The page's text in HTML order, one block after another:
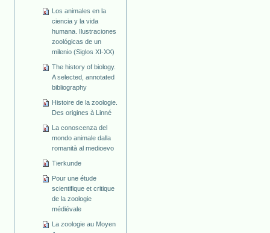
Los animales en la
ciencia y la vida
humana. Ilustraciones
zoológicas de un
milenio (Siglos XI-XX)
The history of biology.
A selected, annotated
bibliography
Histoire de la zoologie.
Des origines à Linné
La conoscenza del
mondo animale dalla
romanità al medioevo
Tierkunde
Pour une étude
scientifique et critique
de la zoologie
médiévale
La zoologie au Moyen